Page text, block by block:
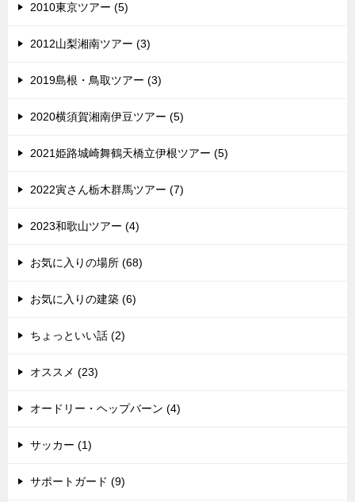
2010東京ツアー (5)
2012山梨湘南ツアー (3)
2019島根・鳥取ツアー (3)
2020横須賀湘南伊豆ツアー (5)
2021姫路城崎舞鶴天橋立伊根ツアー (5)
2022寅さん栃木群馬ツアー (7)
2023和歌山ツアー (4)
お気に入りの場所 (68)
お気に入りの建築 (6)
ちょっといい話 (2)
オススメ (23)
オードリー・ヘップバーン (4)
サッカー (1)
サポートガード (9)